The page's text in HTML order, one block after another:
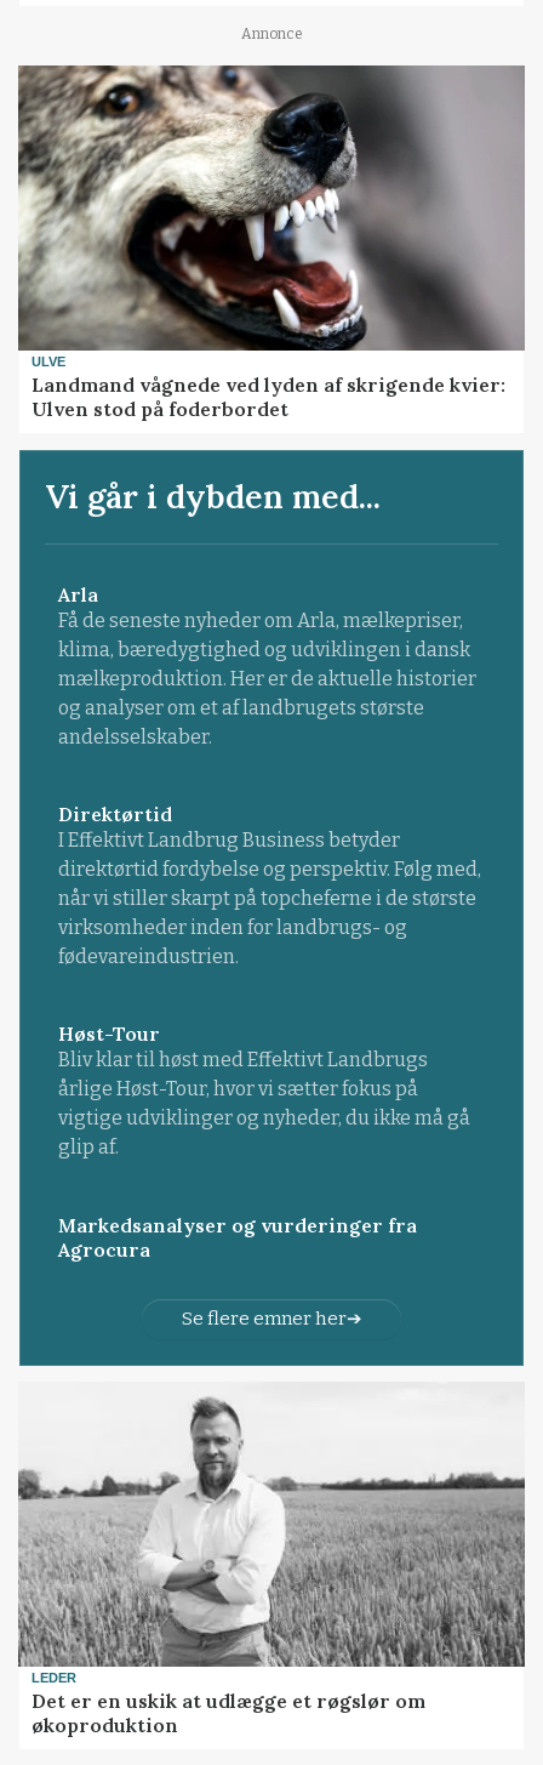
Annonce
ULVE
Landmand vågnede ved lyden af skrigende kvier:
Ulven stod på foderbordet
Vi går i dybden med...
Arla
Få de seneste nyheder om Arla, mælkepriser,
klima, bæredygtighed og udviklingen i dansk
mælkeproduktion. Her er de aktuelle historier
og analyser om et af landbrugets største
andelsselskaber.
Direktørtid
I Effektivt Landbrug Business betyder
direktørtid fordybelse og perspektiv. Følg med,
når vi stiller skarpt på topcheferne i de største
virksomheder inden for landbrugs- og
fødevareindustrien.
Høst-Tour
Bliv klar til høst med Effektivt Landbrugs
årlige Høst-Tour, hvor vi sætter fokus på
vigtige udviklinger og nyheder, du ikke må gå
glip af.
Markedsanalyser og vurderinger fra
Agrocura
Se flere emner her
LEDER
Det er en uskik at udlægge et røgslør om
økoproduktion